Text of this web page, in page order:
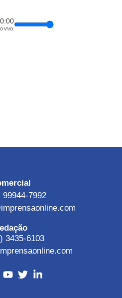
VIVO
99944-7992
3435-6103